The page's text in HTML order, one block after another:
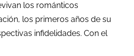
los románticos
los primeros años de su
infidelidades. Con el